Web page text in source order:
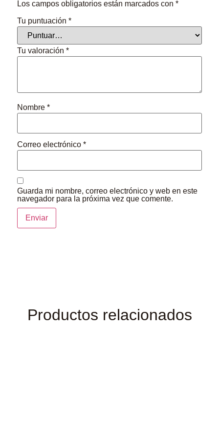
Los campos obligatorios están marcados con *
Tu puntuación *
Tu valoración *
Nombre *
Correo electrónico *
Guarda mi nombre, correo electrónico y web en este
navegador para la próxima vez que comente.
Productos relacionados